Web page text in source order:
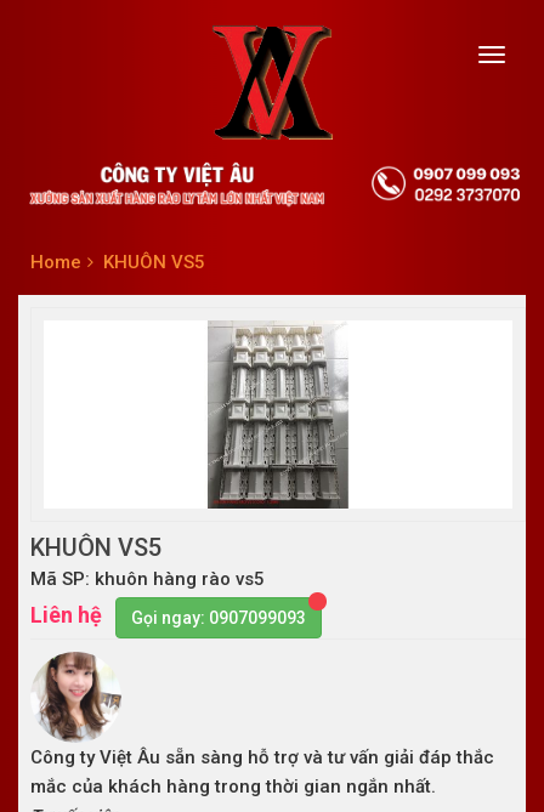
Home KHUÔN VS5
KHUÔN VS5
Mã SP: khuôn hàng rào vs5
Liên hệ Gọi ngay: 0907099093
Công ty Việt Âu sẵn sàng hỗ trợ và tư vấn giải đáp thắc
mắc của khách hàng trong thời gian ngắn nhất.